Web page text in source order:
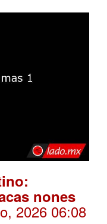
nones
2026 06:08